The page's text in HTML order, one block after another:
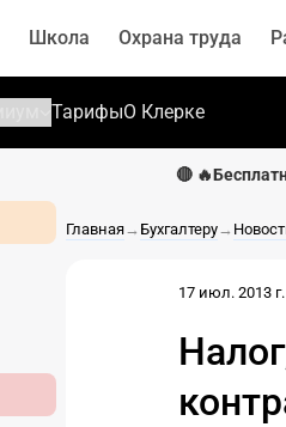
Школа Охрана труда
ТарифыО Клерке
🔴
Главная→ Бухгалтеру→
17 июл. 2013